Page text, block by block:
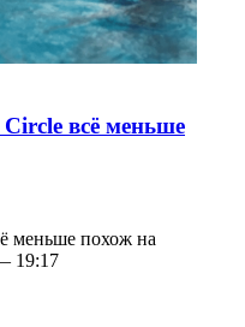
всё меньше
меньше похож на
19:17